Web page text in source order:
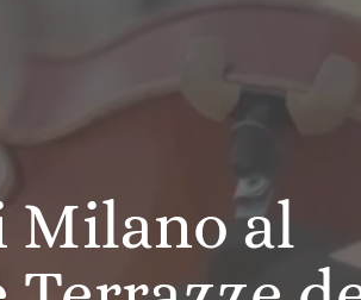
Milano al